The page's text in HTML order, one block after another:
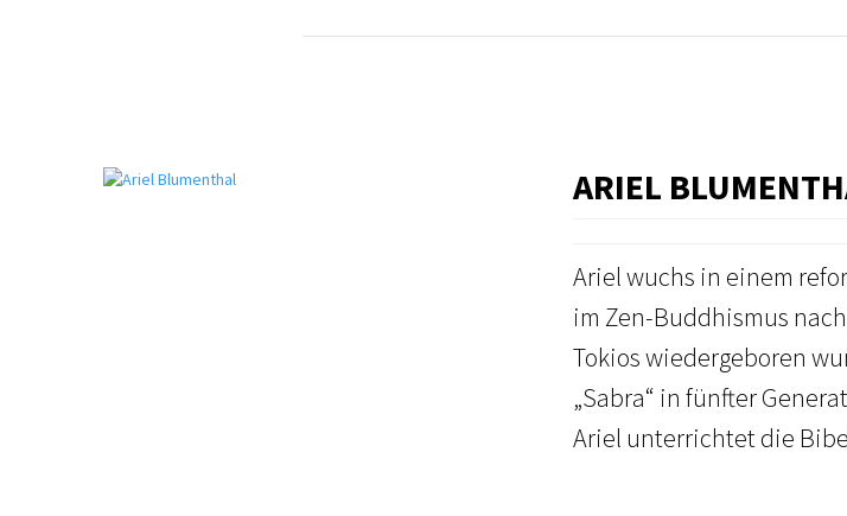
ARIEL
Ariel wuchs in einem
im Zen-Buddhismus
Tokios wiedergeboren
„Sabra“ in fünfter
Ariel unterrichtet die